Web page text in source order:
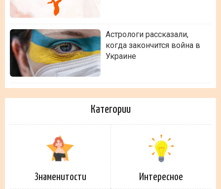
Астрологи рассказали,
когда закончится война в
Украине
Категории
Знаменитости Интересное